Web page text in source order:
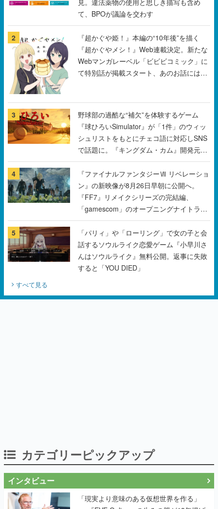
『超かぐやメシ！』Web連載決定。新たな
Webマンガレーベル「ビビビコミック」に
て特別話が掲載スタート、あのお話には…
まだ続きがある！
3
野球部の過酷な“補欠”を体験するゲーム
シュリストをもとにチェコ語に対応しSNS
で話題に。『キングダム・カム』開発元や
チェコのプロ野球選手から称賛の声
4
『ファイナルファンタジーⅦ リベレーショ
ン』の新映像が8月26日早朝に公開へ。
『FF7』リメイクシリーズの完結編、
「gamescom」のオープニングナイトライ
ブにてディレクターの浜口直樹氏が登壇す
る予定
5
「パリィ」や「ローリング」で女の子と会
話するソウルライク恋愛ゲーム『小早川さ
んはソウルライク』無料公開。返事に失敗
すると「YOU DIED」
すべて見る
「現実より意味のある仮想世界を作る」
──『EVE Online』の生みの親が18年掲げ
く本気だった